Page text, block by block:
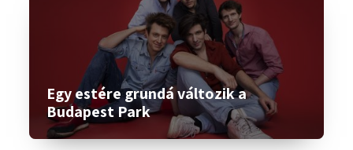
Egy estére grundá változik a
Budapest Park